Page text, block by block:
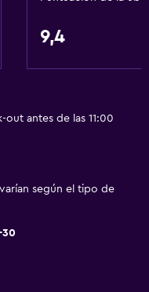
9,4
antes de las 11:00
según el tipo de
30